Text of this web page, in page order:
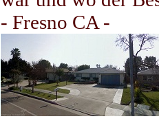
- Fresno CA -